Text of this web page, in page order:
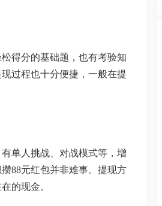
得分的基础题，也有考验知
过程也十分便捷，一般在提
单人挑战、对战模式等，增
88元红包并非难事。提现方
的现金。